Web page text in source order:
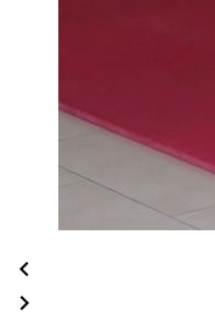
chevron_left
chevron_right